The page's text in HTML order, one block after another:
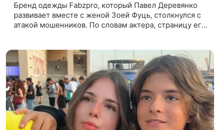
Бренд одежды Fabzpro, который Павел Деревянко
развивает вместе с женой Зоей Фуць, столкнулся с
атакой мошенников. По словам актера, страницу его